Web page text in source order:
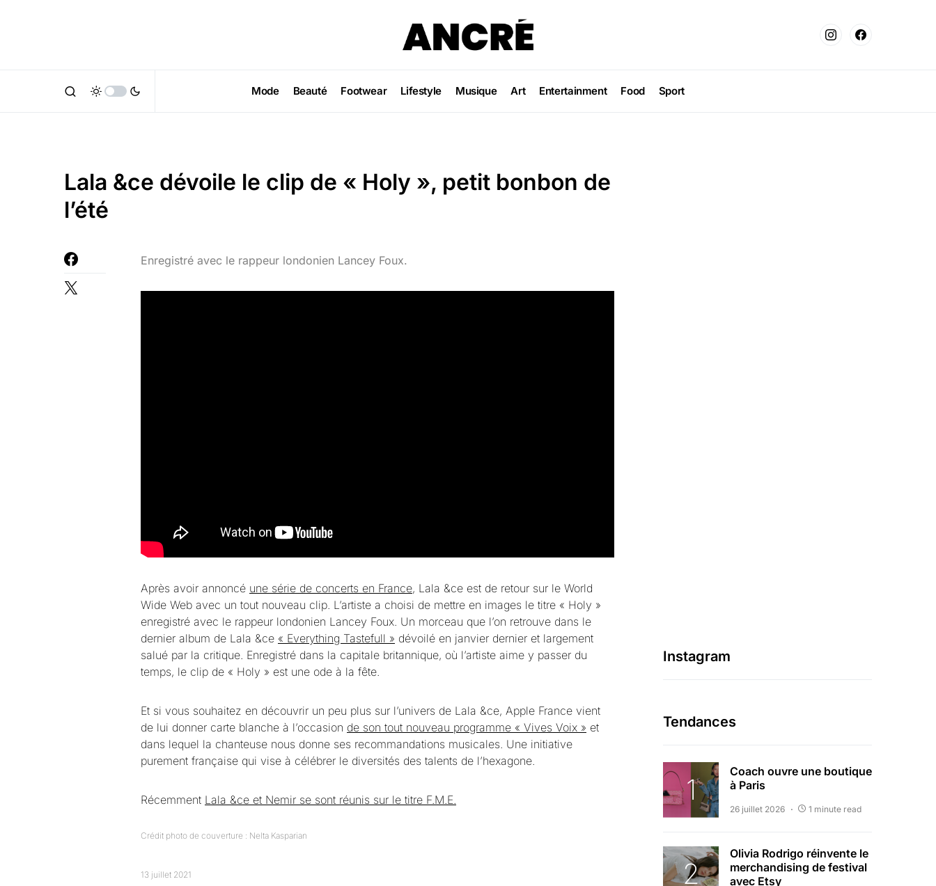
Mode Beauté Footwear Lifestyle Musique Art Entertainment Food Sport
Lala &ce dévoile le clip de « Holy », petit bonbon de
l’été
Enregistré avec le rappeur londonien Lancey Foux.
Après avoir annoncé une série de concerts en France, Lala &ce est de retour sur le World
Wide Web avec un tout nouveau clip. L’artiste a choisi de mettre en images le titre « Holy »
enregistré avec le rappeur londonien Lancey Foux. Un morceau que l’on retrouve dans le
dernier album de Lala &ce « Everything Tastefull » dévoilé en janvier dernier et largement
salué par la critique. Enregistré dans la capitale britannique, où l’artiste aime y passer du
temps, le clip de « Holy » est une ode à la fête.
Et si vous souhaitez en découvrir un peu plus sur l’univers de Lala &ce, Apple France vient
de lui donner carte blanche à l’occasion de son tout nouveau programme « Vives Voix » et
dans lequel la chanteuse nous donne ses recommandations musicales. Une initiative
purement française qui vise à célébrer le diversités des talents de l’hexagone.
Récemment Lala &ce et Nemir se sont réunis sur le titre F.M.E.
Crédit photo de couverture : Nelta Kasparian
13 juillet 2021
Instagram
Tendances
Coach ouvre une boutique
à Paris
26 juillet 2026 1 minute read
Olivia Rodrigo réinvente le
merchandising de festival
avec Etsy